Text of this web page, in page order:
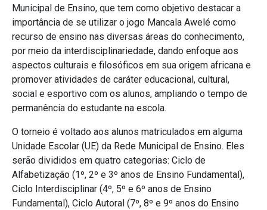
Municipal de Ensino, que tem como objetivo destacar a
importância de se utilizar o jogo Mancala Awelé como
recurso de ensino nas diversas áreas do conhecimento,
por meio da interdisciplinariedade, dando enfoque aos
aspectos culturais e filosóficos em sua origem africana e
promover atividades de caráter educacional, cultural,
social e esportivo com os alunos, ampliando o tempo de
permanência do estudante na escola.
O torneio é voltado aos alunos matriculados em alguma
Unidade Escolar (UE) da Rede Municipal de Ensino. Eles
serão divididos em quatro categorias: Ciclo de
Alfabetização (1º, 2º e 3º anos de Ensino Fundamental),
Ciclo Interdisciplinar (4º, 5º e 6º anos de Ensino
Fundamental), Ciclo Autoral (7º, 8º e 9º anos do Ensino